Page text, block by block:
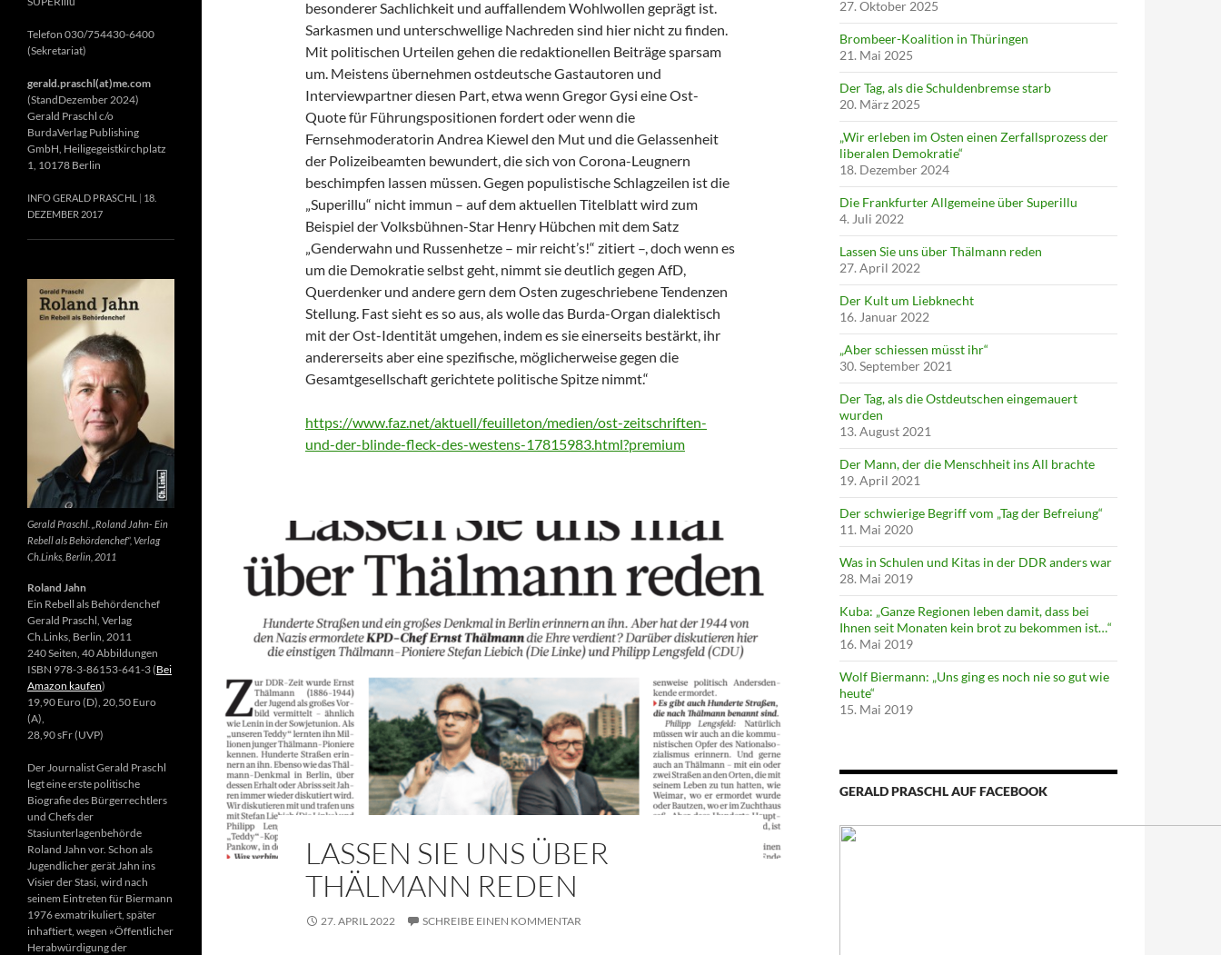
besonderer Sachlichkeit und auffallendem Wohlwollen geprägt ist.
Sarkasmen und unterschwellige Nachreden sind hier nicht zu finden.
Mit politischen Urteilen gehen die redaktionellen Beiträge sparsam
um. Meistens übernehmen ostdeutsche Gastautoren und
Interviewpartner diesen Part, etwa wenn Gregor Gysi eine Ost-
Quote für Führungspositionen fordert oder wenn die
Fernsehmoderatorin An­drea Kiewel den Mut und die Gelassenheit
der Polizeibeamten bewundert, die sich von Corona-Leugnern
beschimpfen lassen müssen. Gegen populistische Schlagzeilen ist die
„Superillu“ nicht immun – auf dem aktuellen Titelblatt wird zum
Beispiel der Volksbühnen-Star Henry Hübchen mit dem Satz
„Genderwahn und Russenhetze – mir reicht’s!“ zitiert –, doch wenn es
um die Demokratie selbst geht, nimmt sie deutlich gegen AfD,
Querdenker und andere gern dem Osten zugeschriebene Tendenzen
Stellung. Fast sieht es so aus, als wolle das Burda-Organ dialektisch
mit der Ost-Identität umgehen, indem es sie einerseits bestärkt, ihr
andererseits aber eine spezifische, möglicherweise gegen die
Gesamtgesellschaft gerichtete politische Spitze nimmt.“
https://www.faz.net/aktuell/feuilleton/medien/ost-zeitschriften-
und-der-blinde-fleck-des-westens-17815983.html?premium
LASSEN SIE UNS ÜBER
THÄLMANN REDEN
27. APRIL 2022 SCHREIBE EINEN KOMMENTAR
27. Oktober 2025
Brombeer-Koalition in Thüringen
21. Mai 2025
Der Tag, als die Schuldenbremse starb
20. März 2025
„Wir erleben im Osten einen Zerfallsprozess der
liberalen Demokratie“
18. Dezember 2024
Die Frankfurter Allgemeine über Superillu
4. Juli 2022
Lassen Sie uns über Thälmann reden
27. April 2022
Der Kult um Liebknecht
16. Januar 2022
„Aber schiessen müsst ihr“
30. September 2021
Der Tag, als die Ostdeutschen eingemauert
wurden
13. August 2021
Der Mann, der die Menschheit ins All brachte
19. April 2021
Der schwierige Begriff vom „Tag der Befreiung“
11. Mai 2020
Was in Schulen und Kitas in der DDR anders war
28. Mai 2019
Kuba: „Ganze Regionen leben damit, dass bei
Ihnen seit Monaten kein brot zu bekommen ist…“
16. Mai 2019
Wolf Biermann: „Uns ging es noch nie so gut wie
heute“
15. Mai 2019
GERALD PRASCHL AUF FACEBOOK
Telefon 030/754430-6400
(Sekretariat)
gerald.praschl(at)me.com
(StandDezember 2024)
Gerald Praschl c/o
BurdaVerlag Publishing
GmbH, Heiligegeistkirchplatz
1, 10178 Berlin
INFO GERALD PRASCHL
18.
DEZEMBER 2017
Gerald Praschl. „Roland Jahn- Ein
Rebell als Behördenchef“, Verlag
Ch.Links, Berlin, 2011
Roland Jahn
Ein Rebell als Behördenchef
Gerald Praschl, Verlag
Ch.Links, Berlin, 2011
240 Seiten, 40 Abbildungen
ISBN 978-3-86153-641-3 (Bei
Amazon kaufen)
19,90 Euro (D), 20,50 Euro
(A),
28,90 sFr (UVP)
Der Journalist Gerald Praschl
legt eine erste politische
Biografie des Bürgerrechtlers
und Chefs der
Stasiunterlagenbehörde
Roland Jahn vor. Schon als
Jugendlicher gerät Jahn ins
Visier der Stasi, wird nach
seinem Eintreten für Biermann
1976 exmatrikuliert, später
inhaftiert, wegen »Öffentlicher
Herabwürdigung der